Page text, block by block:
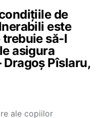
de
este
să-l
asigura
Dragoș Pîslaru,
ale copiilor